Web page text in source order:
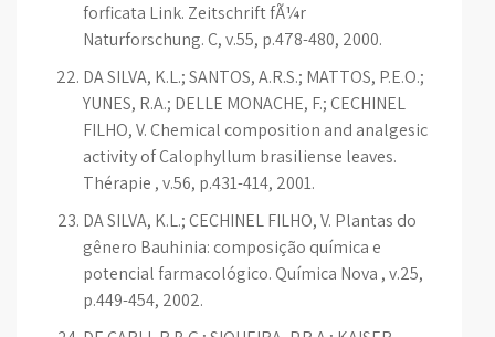
forficata Link. Zeitschrift fÃ¼r
Naturforschung. C, v.55, p.478-480, 2000.
DA SILVA, K.L.; SANTOS, A.R.S.; MATTOS, P.E.O.;
YUNES, R.A.; DELLE MONACHE, F.; CECHINEL
FILHO, V. Chemical composition and analgesic
activity of Calophyllum brasiliense leaves.
Thérapie , v.56, p.431-414, 2001.
DA SILVA, K.L.; CECHINEL FILHO, V. Plantas do
gênero Bauhinia: composição química e
potencial farmacológico. Química Nova , v.25,
p.449-454, 2002.